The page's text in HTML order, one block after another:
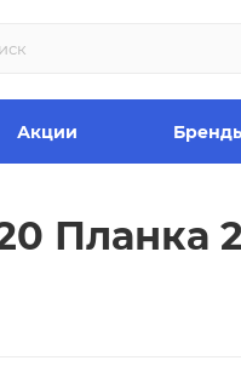
Акции
Планка